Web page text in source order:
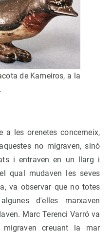
de Kameiros, a la
a les orenetes concerneix,
no migraven, sinó
i entraven en un llarg i
qual mudaven les seves
va observar que no totes
d'elles marxaven
Marc Terenci Varró va
creuant la mar